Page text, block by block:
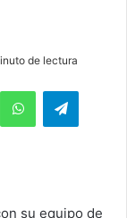
de lectura
su equipo de